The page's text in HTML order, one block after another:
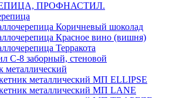
ПРОФНАСТИЛ.
Коричневый шоколад
Красное вино (вишня)
Терракота
С-8 заборный, стеновой
металлический
металлический МП ELLIPSE
металлический МП LАNE